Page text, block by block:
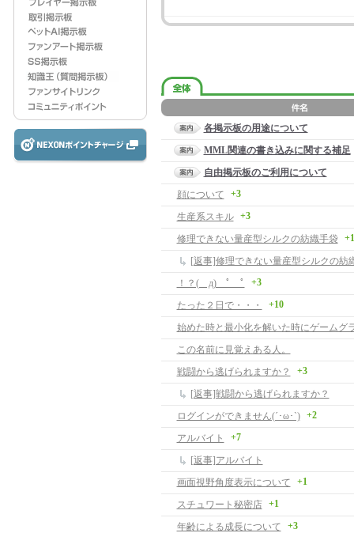
各掲示板の用途について
MML関連の書き込みに関する補足
自由掲示板のご利用について
顔について
+3
生産系スキル +3
修理できない量産型シルクの紡織手袋 +1
[返事]修理できない量産型シルクの紡
！？( д) ﾟ ﾟ
+3
たった２日で・・・ +10
この名前に見覚えある人。
戦闘から逃げられますか？
+3
[返事]戦闘から逃げられますか？
ログインができません(´･ω･`)
+2
アルバイト +7
[返事]アルバイト
画面視野角度表示について
+1
スチュワート秘密店 +1
年齢による成長について +3